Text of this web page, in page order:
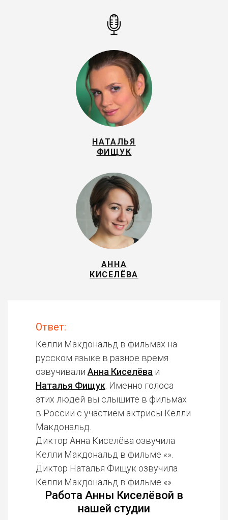
НАТАЛЬЯ
ФИЩУК
АННА
КИСЕЛЁВА
Ответ:
Келли Макдональд в фильмах на
русском языке в разное время
озвучивали Анна Киселёва и
Наталья Фищук . Именно голоса
этих людей вы слышите в фильмах
в России с участием актрисы Келли
Макдональд.
Диктор Анна Киселёва озвучила
Келли Макдональд в фильме «».
Диктор Наталья Фищук озвучила
Келли Макдональд в фильме «».
Работа Анны Киселёвой в
нашей студии